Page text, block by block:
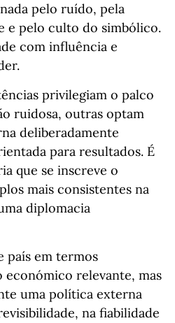
pelo ruído, pela
e pelo culto do simbólico.
com influência e
privilegiam o palco
ruidosa, outras optam
deliberadamente
para resultados. É
que se inscreve o
mais consistentes na
diplomacia
país em termos
económico relevante, mas
uma política externa
na fiabilidade